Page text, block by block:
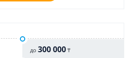
до 300 000 ₸